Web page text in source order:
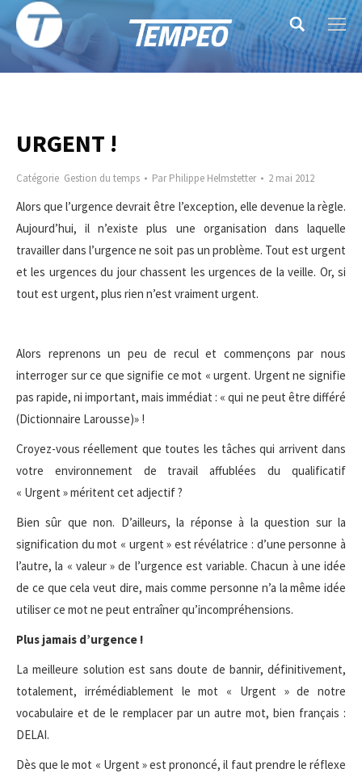
Search:
URGENT !
Catégorie Gestion du temps ParPhilippe Helmstetter 2 mai 2012
Alors que l’urgence devrait être l’exception, elle devenue la règle.
Aujourd’hui, il n’existe plus une organisation dans laquelle
travailler dans l’urgence ne soit pas un problème. Tout est urgent
et les urgences du jour chassent les urgences de la veille. Or, si
tout est urgent, plus rien n’est vraiment urgent.
Alors reprenons un peu de recul et commençons par nous
interroger sur ce que signifie ce mot « urgent. Urgent ne signifie
pas rapide, ni important, mais immédiat : « qui ne peut être différé
(Dictionnaire Larousse)» !
Croyez-vous réellement que toutes les tâches qui arrivent dans
votre environnement de travail affublées du qualificatif
« Urgent » méritent cet adjectif ?
Bien sûr que non. D’ailleurs, la réponse à la question sur la
signification du mot « urgent » est révélatrice : d’une personne à
l’autre, la « valeur » de l’urgence est variable. Chacun à une idée
de ce que cela veut dire, mais comme personne n’a la même idée
utiliser ce mot ne peut entraîner qu’incompréhensions.
Plus jamais d’urgence !
La meilleure solution est sans doute de bannir, définitivement,
totalement, irrémédiablement le mot « Urgent » de notre
vocabulaire et de le remplacer par un autre mot, bien français :
DELAI.
Dès que le mot « Urgent » est prononcé, il faut prendre le réflexe